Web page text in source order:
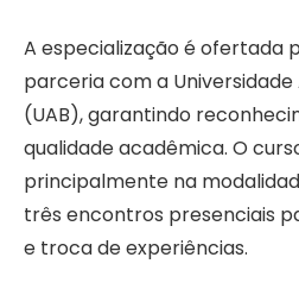
A especialização é ofertada
parceria com a
(UAB), garantindo
qualidade acadêmica. O
principalmente na
três encontros presenciais
e troca de experiências.